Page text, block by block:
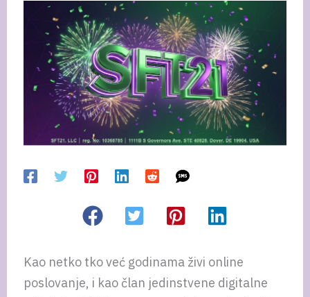
Kao netko tko već godinama živi online
poslovanje, i kao član jedinstvene digitalne